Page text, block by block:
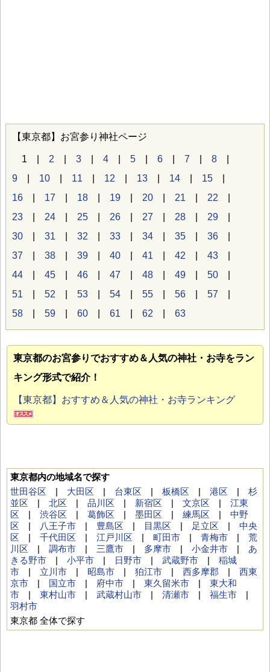
【東京都】お宮参り神社ページ
1 | 2 3 4 5 6 7 8
9
10 11 12 13 14 15
16
17 18 19 20 21 22
23
24 25 26 27 28 29
30
31 32 33 34 35 36
37
38 39 40 41 42 43
44
45 46 47 48 49 50
51
52 53 54 55 56 57
58
59 60 61 62 63
東京都のお宮参りでおすすめ＆人気の神社・お寺をラン
キング形式で紹介！
【東京都】おすすめ＆人気の神社・お寺ランキング
東京都内の地域名で探す
世田谷区 | 大田区 | 台東区 | 板橋区 | 港区 | 杉
並区 | 北区 | 品川区 | 新宿区 | 文京区 | 江東
区 | 渋谷区 | 葛飾区 | 墨田区 | 練馬区 | 中野
区 | 八王子市 | 豊島区 | 目黒区 | 足立区 | 中央
区 | 千代田区 | 江戸川区 | 町田市 | 青梅市 | 荒
川区 | 調布市 | 三鷹市 | 多摩市 | 小金井市 | あ
きる野市 | 小平市 | 日野市 | 武蔵野市 | 稲城
市 | 立川市 | 昭島市 | 狛江市 | 西多摩郡 | 西東
京市 | 国立市 | 府中市 | 東久留米市 | 東大和
市 | 東村山市 | 武蔵村山市 | 清瀬市 | 福生市 |
羽村市
東京都 全体で探す